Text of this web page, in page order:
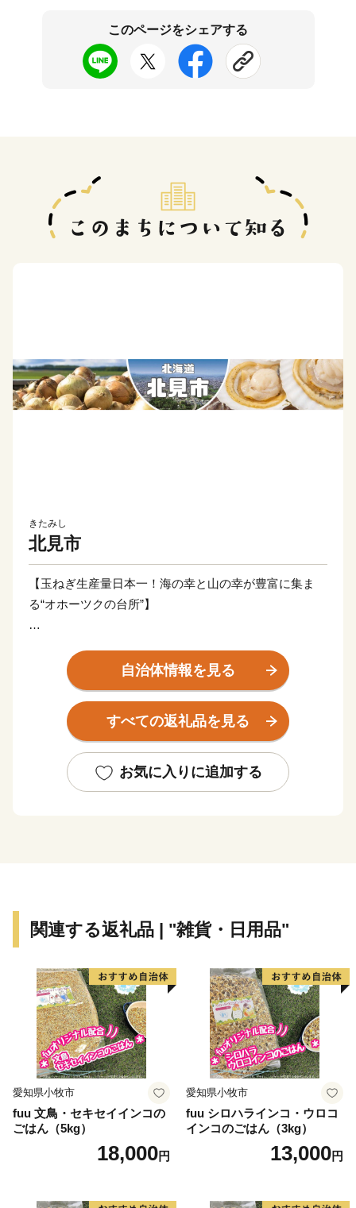
このページをシェアする
きたみし
北見市
【玉ねぎ生産量日本一！海の幸と山の幸が豊富に集ま
る“オホーツクの台所”】
市です。
北海道で一番広く、海の幸と山の幸が豊富に集まる、ま
さにオホーツクの台所。
や白花豆、海産物ではホタテ・牡蠣・サケなどがありま
す。
自治体情報を見る
すべての返礼品を見る
お気に入りに追加する
関連する返礼品 | "雑貨・日用品"
愛知県小牧市
fuu 文鳥・セキセイインコの
ごはん（5kg）
18,000円
愛知県小牧市
fuu シロハラインコ・ウロコ
インコのごはん（3kg）
13,000円